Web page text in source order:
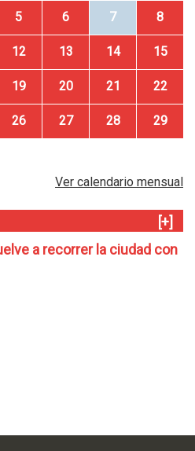
5 6 7 8
12 13 14 15
19 20 21 22
26 27 28 29
Ver calendario mensual
[+]
a recorrer la ciudad con